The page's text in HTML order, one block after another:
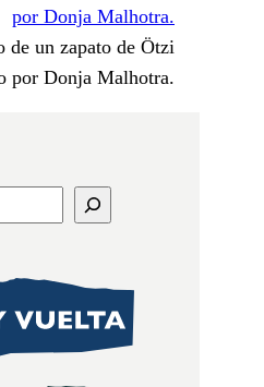
de un zapato de Ötzi
por Donja Malhotra.